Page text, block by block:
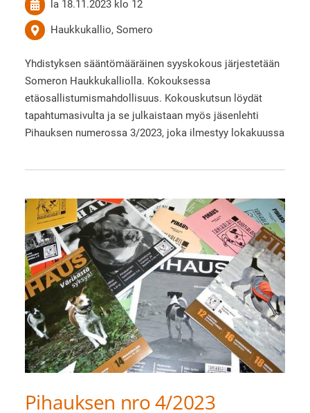
la 18.11.2023 klo 12
Haukkukallio, Somero
Yhdistyksen sääntömääräinen syyskokous järjestetään
Someron Haukkukalliolla. Kokouksessa
etäosallistumismahdollisuus. Kokouskutsun löydät
tapahtumasivulta ja se julkaistaan myös jäsenlehti
Pihauksen numerossa 3/2023, joka ilmestyy lokakuussa
Pihauksen nro 4/2023